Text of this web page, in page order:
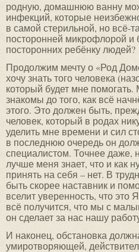
родную, домашнюю ванну
инфекций, которые
в самой стерильной, но всё-
посторонней микрофлорой
посторонних ребёнку людей?
Продолжим мечту о «Род
хочу знать того человека
который будет мне
знакомы до того, как всё
этого. Это должен быть,
человек, который в родах
уделить мне времени и сил
в последнюю очередь он
специалистом. Точнее даже,
лучше меня знает, что и как
принять на себя – нет. В
быть скорее наставник и
вселит уверенность, что
всё получится, что мы с
он сделает за нас нашу
И наконец, обстановка
умиротворяющей,